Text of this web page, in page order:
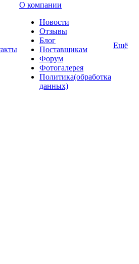
О компании
Новости
Отзывы
Блог
Поставщикам
Форум
Фотогалерея
Политика(обработка
данных)
Ещё